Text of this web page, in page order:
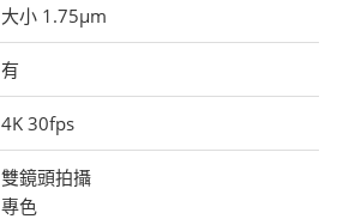
大小 1.75μm
有
4K 30fps
雙鏡頭拍攝
專色